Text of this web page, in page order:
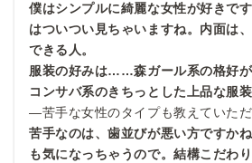
僕はシンプルに綺麗な女性が好きで
はついつい見ちゃいますね。内面は
できる人。
服装の好みは……森ガール系の格好が
コンサバ系のきちっとした上品な服
—苦手な女性のタイプも教えていた
苦手なのは、歯並びが悪い方ですか
も気になっちゃうので。結構こだわ